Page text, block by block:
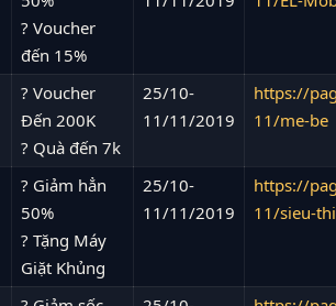
? Voucher
đến 15%
? Voucher
Đến 200K
? Quà đến 7k
25/10-
11/11/2019
https://
11/me-be
? Giảm hẳn
50%
? Tặng Máy
Giặt Khủng
25/10-
11/11/2019
https://
11/sieu-